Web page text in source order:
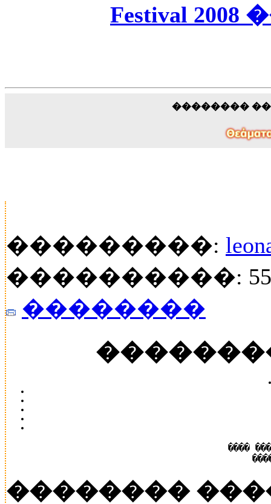
Festival 2008
��������
���������:
����������:
��������
����
��������